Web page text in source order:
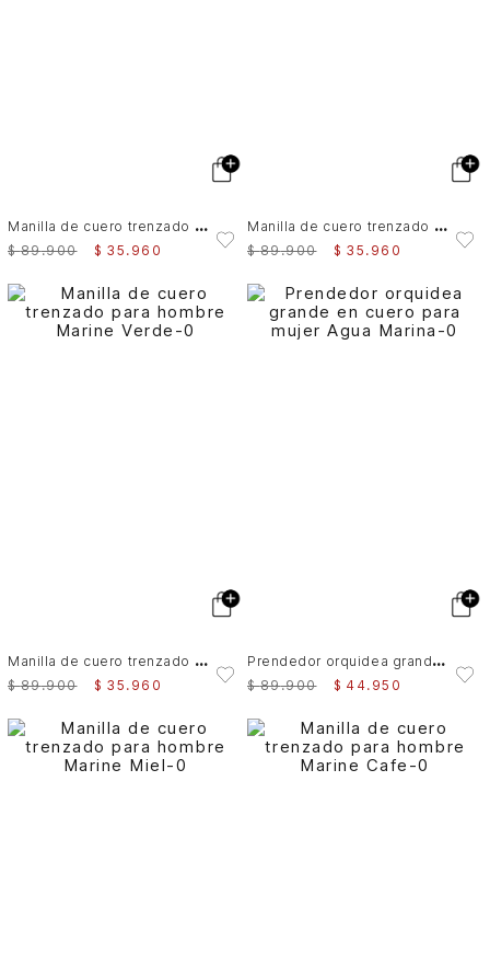
M
anilla de cuero trenzado para hombre Sienna
$ 89.900 $ 35 . 960
M
anilla de cuero trenzado para hombre Tessa
$ 89.900 $ 35 . 960
M
anilla de cuero trenzado para hombre Marine
$ 89.900 $ 35 . 960
P
rendedor orquidea grande en cuero para mujer
$ 89.900 $ 44. 950